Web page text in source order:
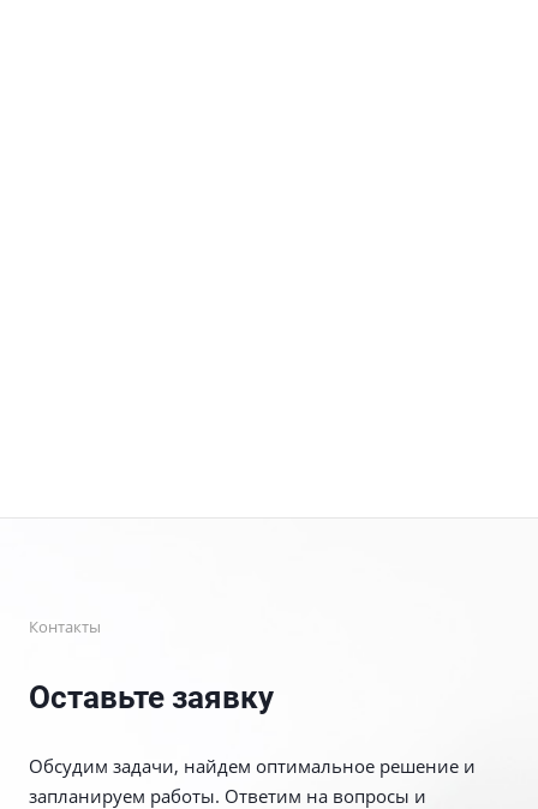
Контакты
Оставьте заявку
Обсудим задачи, найдем оптимальное решение и
запланируем работы. Ответим на вопросы и